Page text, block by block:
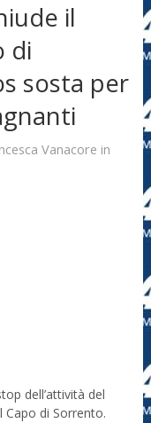
il
di
sosta per
Vanacore in
dell’attività del
di Sorrento.